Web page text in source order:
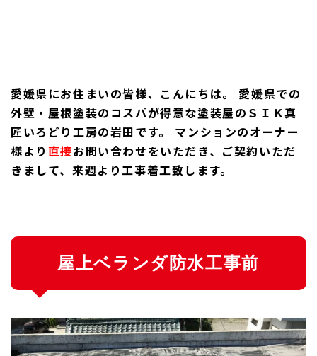
愛媛県にお住まいの皆様、こんにちは。
愛媛県での
外壁・屋根塗装のコスパが得意な塗装屋のＳＩＫ真
匠いろどり工房の岩田です。
マンションのオーナー
様より 直接お問い合わせをいただき、ご契約いただ
きまして、来週より工事着工致します。
屋上ベランダ防水工事前